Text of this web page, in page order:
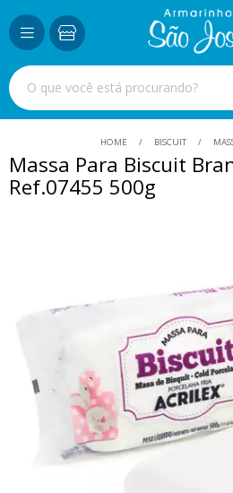
HOME BISCUIT
Massa Para Biscuit
Ref.07455 500g